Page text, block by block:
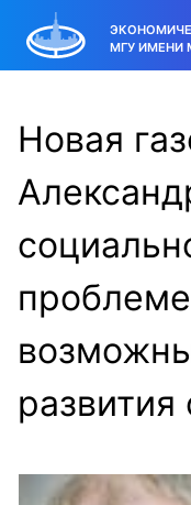
МГУ ИМЕНИ
Новая
развития